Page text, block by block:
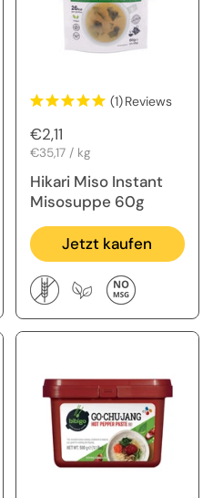
(1)Reviews
Regulärer Preis
€2,11
Stückpreis
€35,17 / kg
Hikari Miso Instant
Misosuppe 60g
Jetzt kaufen